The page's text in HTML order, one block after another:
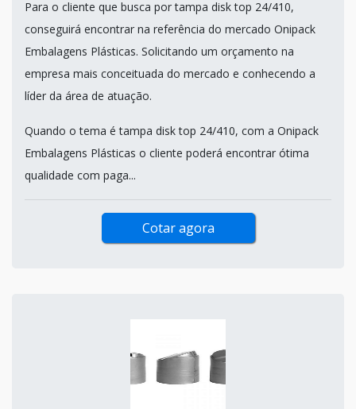
Para o cliente que busca por tampa disk top 24/410,
conseguirá encontrar na referência do mercado Onipack
Embalagens Plásticas. Solicitando um orçamento na
empresa mais conceituada do mercado e conhecendo a
líder da área de atuação.
Quando o tema é tampa disk top 24/410, com a Onipack
Embalagens Plásticas o cliente poderá encontrar ótima
qualidade com paga...
Cotar agora